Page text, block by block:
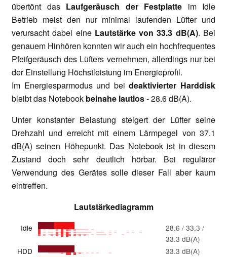
übertönt das Laufgeräusch der Festplatte im Idle
Betrieb meist den nur minimal laufenden Lüfter und
verursacht dabei eine Lautstärke von 33.3 dB(A). Bei
genauem Hinhören konnten wir auch ein hochfrequentes
Pfeifgeräusch des Lüfters vernehmen, allerdings nur bei
der Einstellung Höchstleistung im Energieprofil.
Im Energiesparmodus und beideaktivierter Harddisk
bleibt das Notebook beinahe lautlos- 28.6 dB(A).
Unter konstanter Belastung steigert der Lüfter seine
Drehzahl und erreicht mit einem Lärmpegel von 37.1
dB(A) seinen Höhepunkt. Das Notebook ist in diesem
Zustand doch sehr deutlich hörbar. Bei regulärer
Verwendung des Gerätes solle dieser Fall aber kaum
eintreffen.
Lautstärkediagramm
Idle
28.6 / 33.3 /
33.3 dB(A)
HDD
33.3 dB(A)